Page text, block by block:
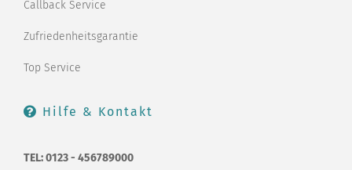
Callback Service
Zufriedenheitsgarantie
Top Service
Hilfe & Kontakt
TEL: 0123 - 456789000